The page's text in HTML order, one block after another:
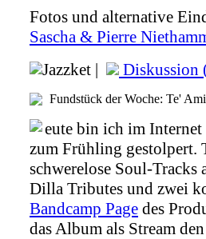
Fotos und alternative
Sascha & Pierre
Jazzket |
Diskussion
Fundstück der Woche: Te'
eute bin ich im Internet
zum Frühling gestolpert.
schwerelose Soul-
Dilla Tributes und zwei
Bandcamp Page des
das Album als Stream